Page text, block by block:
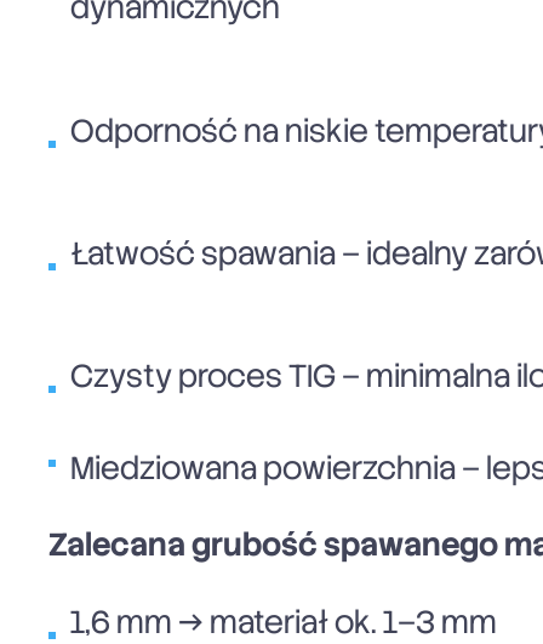
Odporność na niskie
Łatwość spawania – idealny
Czysty proces TIG – minimalna
Miedziowana powierzchnia –
Zalecana grubość spawanego
1,6 mm → materiał ok. 1–3 mm